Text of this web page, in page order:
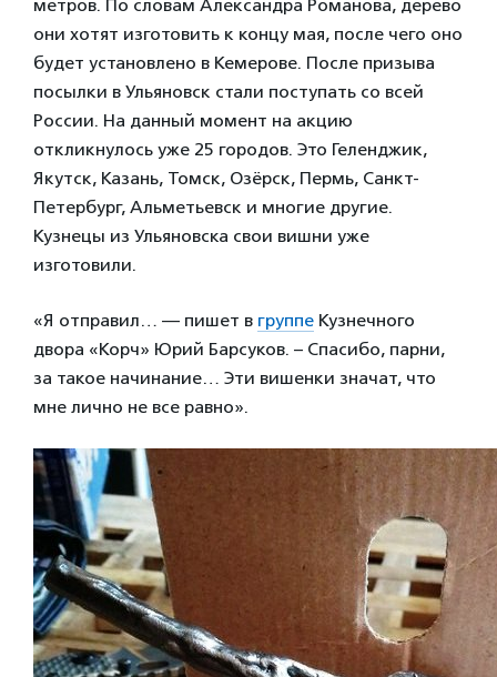
метров. По словам Александра Романова, дерево
они хотят изготовить к концу мая, после чего оно
будет установлено в Кемерове. После призыва
посылки в Ульяновск стали поступать со всей
России. На данный момент на акцию
откликнулось уже 25 городов. Это Геленджик,
Якутск, Казань, Томск, Озёрск, Пермь, Санкт-
Петербург, Альметьевск и многие другие.
Кузнецы из Ульяновска свои вишни уже
изготовили.
«Я отправил… — пишет в группе Кузнечного
двора «Корч» Юрий Барсуков. – Спасибо, парни,
за такое начинание… Эти вишенки значат, что
мне лично не все равно».